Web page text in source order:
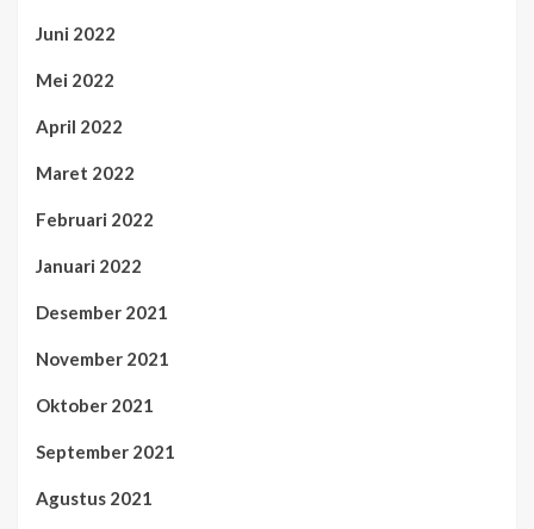
Juni 2022
Mei 2022
April 2022
Maret 2022
Februari 2022
Januari 2022
Desember 2021
November 2021
Oktober 2021
September 2021
Agustus 2021